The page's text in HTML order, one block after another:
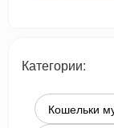
Категории:
Кошельки